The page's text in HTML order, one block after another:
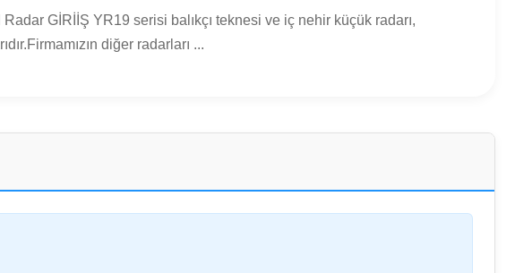
GİRİİŞ YR19 serisi balıkçı teknesi ve iç nehir küçük radarı,
diğer radarları ...